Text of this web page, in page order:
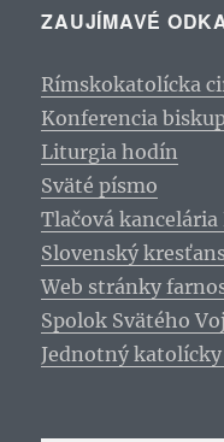
ZAUJÍMAVÉ
Rímskokatolícka
Konferencia
Liturgia hodín
Sväté písmo
Tlačová kancelária
Slovenský
Web stránky
Spolok Svätého
Jednotný